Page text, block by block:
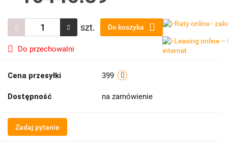
szt. Do koszyka
Do przechowalni
Cena przesyłki 399
Dostępność na zamówienie
Zadaj pytanie